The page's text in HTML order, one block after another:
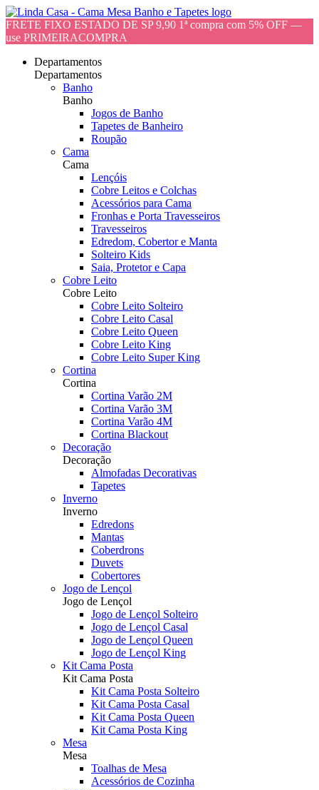
FRETE FIXO ESTADO DE SP 9,90 1ª compra com 5% OFF —
use PRIMEIRACOMPRA
Departamentos
Departamentos
Banho
Banho
Jogos de Banho
Tapetes de Banheiro
Roupão
Cama
Cama
Lençóis
Cobre Leitos e Colchas
Acessórios para Cama
Fronhas e Porta Travesseiros
Travesseiros
Edredom, Cobertor e Manta
Solteiro Kids
Saia, Protetor e Capa
Cobre Leito
Cobre Leito
Cobre Leito Solteiro
Cobre Leito Casal
Cobre Leito Queen
Cobre Leito King
Cobre Leito Super King
Cortina
Cortina
Cortina Varão 2M
Cortina Varão 3M
Cortina Varão 4M
Cortina Blackout
Decoração
Decoração
Almofadas Decorativas
Tapetes
Inverno
Inverno
Edredons
Mantas
Coberdrons
Duvets
Cobertores
Jogo de Lençol
Jogo de Lençol
Jogo de Lençol Solteiro
Jogo de Lençol Casal
Jogo de Lençol Queen
Jogo de Lençol King
Kit Cama Posta
Kit Cama Posta
Kit Cama Posta Solteiro
Kit Cama Posta Casal
Kit Cama Posta Queen
Kit Cama Posta King
Mesa
Mesa
Toalhas de Mesa
Acessórios de Cozinha